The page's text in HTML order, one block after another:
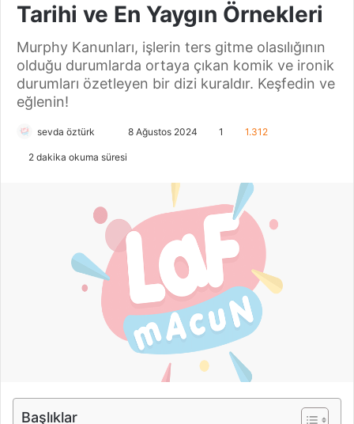
Tarihi ve En Yaygın Örnekleri
Murphy Kanunları, işlerin ters gitme olasılığının
olduğu durumlarda ortaya çıkan komik ve ironik
durumları özetleyen bir dizi kuraldır. Keşfedin ve
eğlenin!
sevda öztürk
i
p
o
s
t
g
e
8 Ağustos 2024 1 1.312
2 dakika okuma süresi
Başlıklar